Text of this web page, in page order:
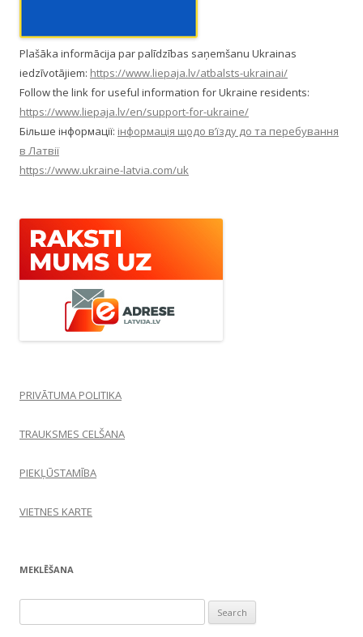
Plašāka informācija par palīdzības saņemšanu Ukrainas
iedzīvotājiem: https://www.liepaja.lv/atbalsts-ukrainai/
Follow the link for useful information for Ukraine residents:
https://www.liepaja.lv/en/support-for-ukraine/
Більше інформації: інформація щодо в’їзду до та перебування
в Латвії
https://www.ukraine-latvia.com/uk
PRIVĀTUMA POLITIKA
TRAUKSMES CELŠANA
PIEKĻŪSTAMĪBA
VIETNES KARTE
MEKLĒŠANA
for: